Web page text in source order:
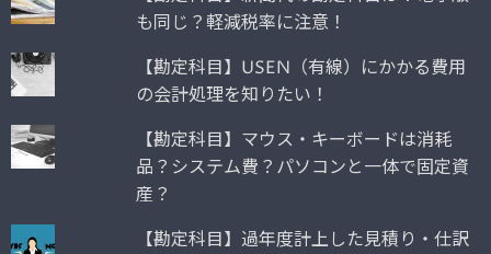
も同じ？軽減税率に注意！
【勘定科目】USEN（有線）にかかる費用
の会計処理を知りたい！
【勘定科目】マウス・キーボードは消耗
品？システム費？パソコンと一体で固定資
産？
【勘定科目】過年度計上した見積り・仕訳